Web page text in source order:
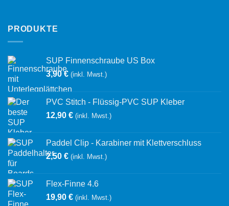
PRODUKTE
SUP Finnenschraube US Box
3,90€ (inkl. Mwst.)
PVC Stitch - Flüssig-PVC SUP Kleber
12,90 € (inkl. Mwst.)
Paddel Clip - Karabiner mit Klettverschluss
2,50 € (inkl. Mwst.)
Flex-Finne 4.6
19,90 € (inkl. Mwst.)